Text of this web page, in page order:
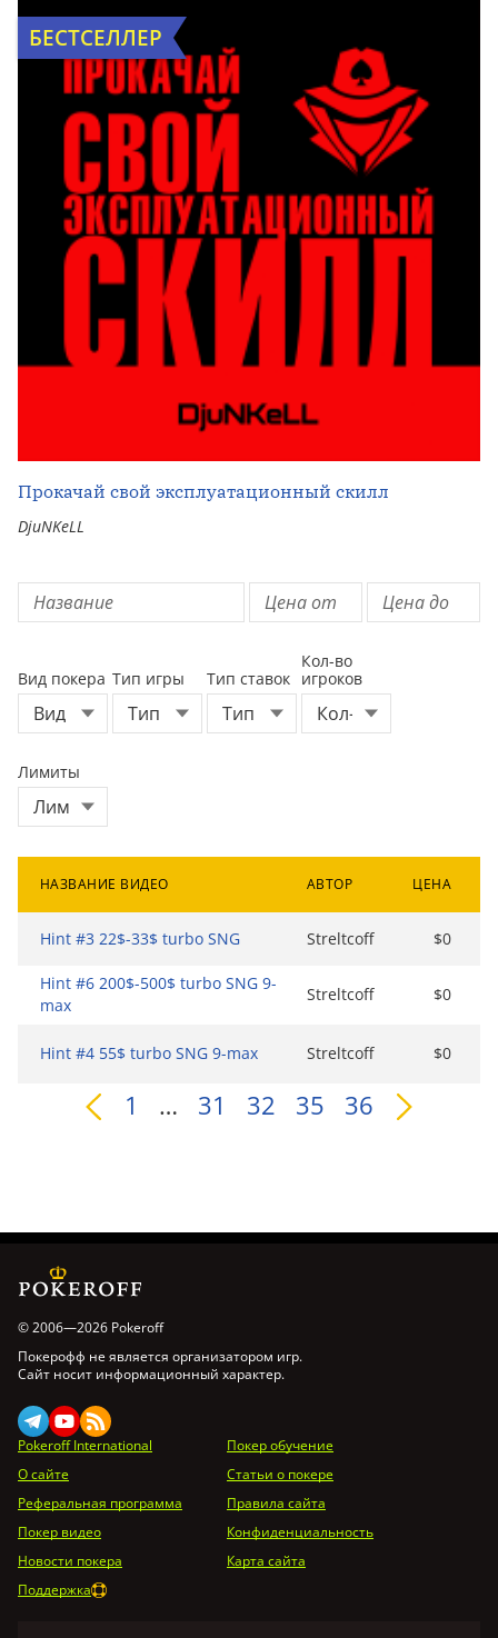
Прокачай свой эксплуатационный скилл
DjuNKeLL
БЕСТСЕЛЛЕР
Вид покера Тип игры Тип ставок
Кол-во
игроков
Лимиты
НАЗВАНИЕ ВИДЕО АВТОР ЦЕНА
Hint #3 22$-33$ turbo SNG Streltcoff $0
Hint #6 200$-500$ turbo SNG 9-
max
Streltcoff $0
Hint #4 55$ turbo SNG 9-max Streltcoff $0
1 … 31 32 35 36
© 2006—2026 Pokeroff
Покерофф не является организатором игр.
Сайт носит информационный характер.
Pokeroff International
Покер обучение
О сайте
Статьи о покере
Реферальная программа
Правила сайта
Покер видео
Конфиденциальность
Новости покера
Карта сайта
Поддержка